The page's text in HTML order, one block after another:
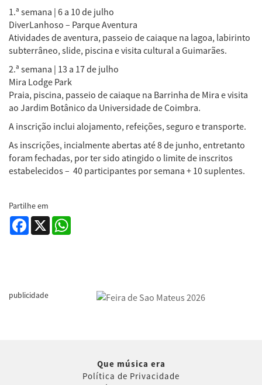
1.ª semana | 6 a 10 de julho
DiverLanhoso – Parque Aventura
Atividades de aventura, passeio de caiaque na lagoa, labirinto
subterrâneo, slide, piscina e visita cultural a Guimarães.
2.ª semana | 13 a 17 de julho
Mira Lodge Park
Praia, piscina, passeio de caiaque na Barrinha de Mira e visita
ao Jardim Botânico da Universidade de Coimbra.
A inscrição inclui alojamento, refeições, seguro e transporte.
As inscrições, incialmente abertas até 8 de junho, entretanto
foram fechadas, por ter sido atingido o limite de inscritos
estabelecidos – 40 participantes por semana + 10 suplentes.
Partilhe em
Facebook
X
publicidade
Que música era
Política de Privacidade